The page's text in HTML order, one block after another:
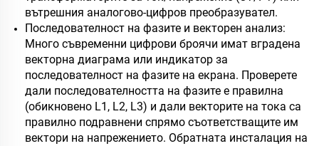
вътрешния аналогово-цифров преобразувател.
Последователност на фазите и векторен анализ:
Много съвременни цифрови броячи имат вградена
векторна диаграма или индикатор за
последователност на фазите на екрана. Проверете
дали последователността на фазите е правилна
(обикновено L1, L2, L3) и дали векторите на тока са
правилно подравнени спрямо съответстващите им
вектори на напрежението. Обратната инсталация на